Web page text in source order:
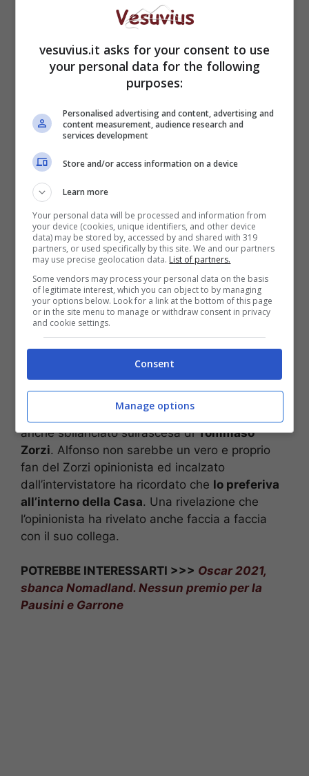
Il conduttore del Grande Fratello VIP (Getty Images)
Ma Alfonso Signorini è sempre attivo nel suo
lavoro e già starebbe pianificando la nuova
edizione del reality
Grande Fratello Vip
anche sbilanciato sull’ascesa diTommaso
Zorzi. Alfonso non sarebbe un vero e proprio
fan del Zorzi opinionista ed incalzato
dall’intervistatore ha ricordato che lo preferiva
all’interno della Casa. Una rivelazione che
l’opinionista ha rivelato anche faccia a faccia
con il suo collega.
POTREBBE INTERESSARTI >>> Oscar 2021,
sbanca Nomadland. Nessun premio per la
Pausini e Garrone
vesuvius.it asks for your consent to use
your personal data for the following
purposes:
Personalised advertising and content, advertising and
content measurement, audience research and
services development
Store and/or access information on a device
Learn more
Your personal data will be processed and information from
your device (cookies, unique identifiers, and other device
data) may be stored by, accessed by and shared with 319
partners, or used specifically by this site. We and our partners
may use precise geolocation data. List of partners.
Some vendors may process your personal data on the basis
of legitimate interest, which you can object to by managing
your options below. Look for a link at the bottom of this page
or in the site menu to manage or withdraw consent in privacy
and cookie settings.
Consent
Manage options